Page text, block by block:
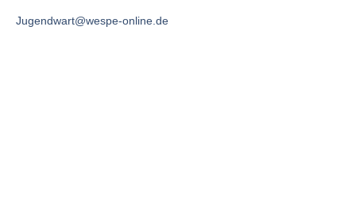
Jugendwart@wespe-online.de